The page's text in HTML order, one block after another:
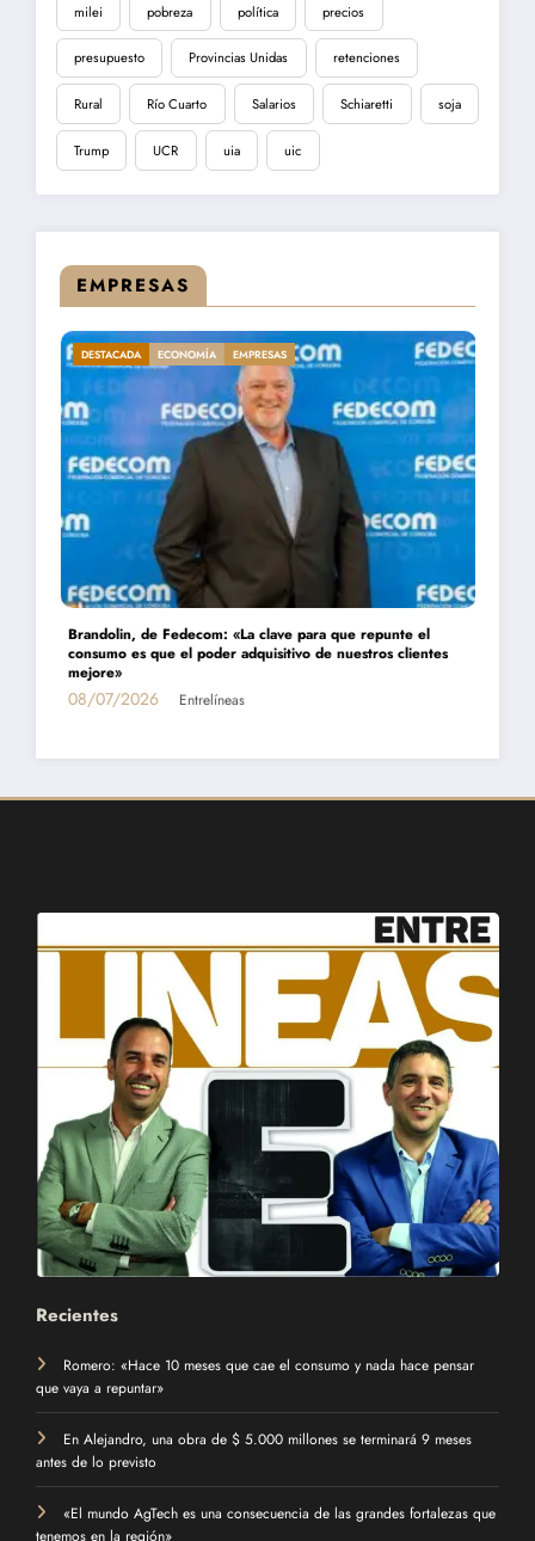
milei pobreza política precios
presupuesto Provincias Unidas retenciones
Rural Río Cuarto Salarios Schiaretti soja
Trump UCR uia uic
EMPRESAS
DESTACADA ECONOMÍA EMPRESAS
Brandolin, de Fedecom: «La clave para que repunte el
consumo es que el poder adquisitivo de nuestros clientes
mejore»
08/07/2026 Entrelíneas
Recientes
Romero: «Hace 10 meses que cae el consumo y nada hace pensar
que vaya a repuntar»
En Alejandro, una obra de $ 5.000 millones se terminará 9 meses
antes de lo previsto
«El mundo AgTech es una consecuencia de las grandes fortalezas que
tenemos en la región»